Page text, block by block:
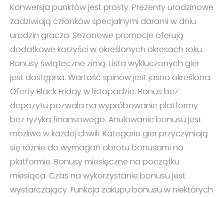
Konwersja punktów jest prosty. Prezenty urodzinowe
zadziwiają członków specjalnymi darami w dniu
urodzin gracza. Sezonowe promocje oferują
dodatkowe korzyści w określonych okresach roku.
Bonusy świąteczne zimą. Lista wykluczonych gier
jest dostępna. Wartość spinów jest jasno określona.
Oferty Black Friday w listopadzie. Bonus bez
depozytu pozwala na wypróbowanie platformy
bez ryzyka finansowego. Anulowanie bonusu jest
możliwe w każdej chwili. Kategorie gier przyczyniają
się różnie do wymagań obrotu bonusami na
platformie. Bonusy miesięczne na początku
miesiąca. Czas na wykorzystanie bonusu jest
wystarczający. Funkcja zakupu bonusu w niektórych